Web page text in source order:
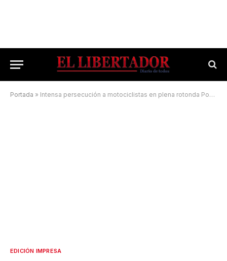
Portada » Intensa persecución a motociclistas en plena rotonda Poncho Verde
EDICIÓN IMPRESA